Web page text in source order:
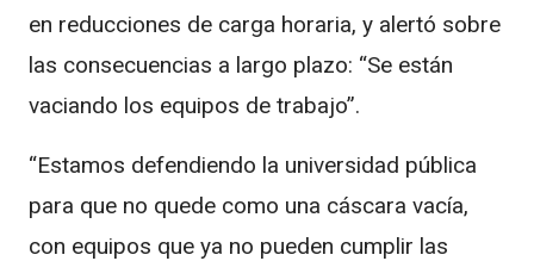
en reducciones de carga horaria, y alertó sobre
las consecuencias a largo plazo: “Se están
vaciando los equipos de trabajo”.
“Estamos defendiendo la universidad pública
para que no quede como una cáscara vacía,
con equipos que ya no pueden cumplir las